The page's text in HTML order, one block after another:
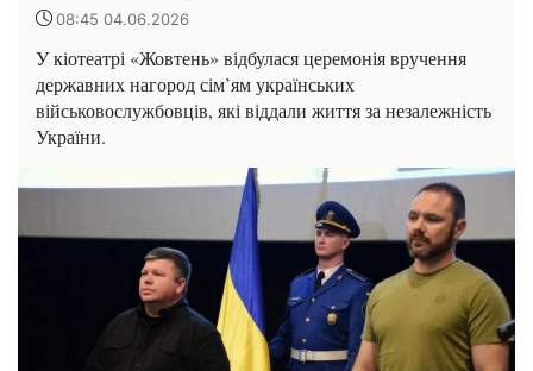
08:45 04.06.2026
У кіотеатрі «Жовтень» відбулася церемонія вручення
державних нагород сім’ям українських
військовослужбовців, які віддали життя за незалежність
України.